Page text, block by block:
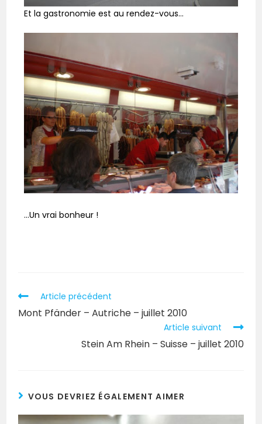
Et la gastronomie est au rendez-vous…
…Un vrai bonheur !
Article précédent
Mont Pfänder – Autriche – juillet 2010
Article suivant
Stein Am Rhein – Suisse – juillet 2010
VOUS DEVRIEZ ÉGALEMENT AIMER